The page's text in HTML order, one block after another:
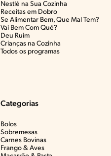
Nestlé na Sua Cozinha
Receitas em Dobro
Se Alimentar Bem, Que Mal Tem?​
Vai Bem Com Quê?​
Deu Ruim​
Crianças na Cozinha​
Todos os programas
Categorias
Bolos
Sobremesas
Carnes Bovinas​
Frango & Aves​